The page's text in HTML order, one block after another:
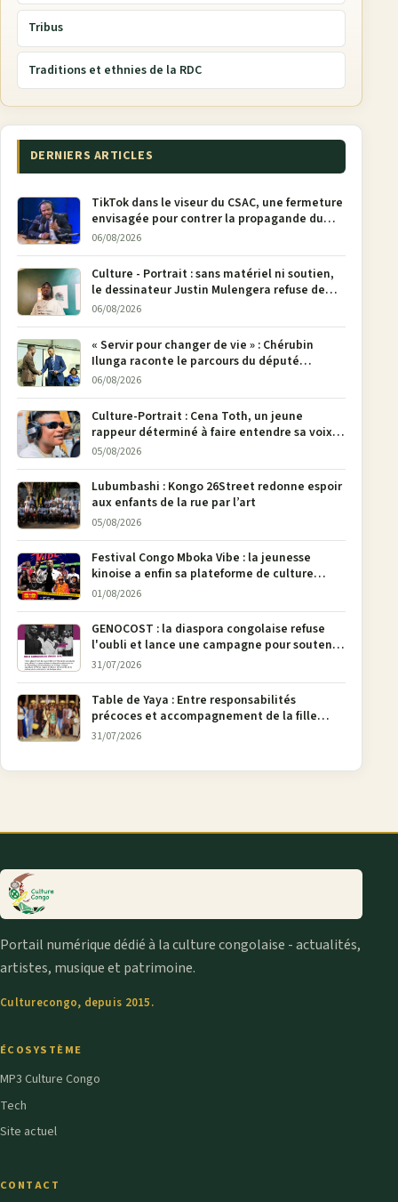
Tribus
Traditions et ethnies de la RDC
DERNIERS ARTICLES
TikTok dans le viseur du CSAC, une fermeture
envisagée pour contrer la propagande du
M23
06/08/2026
Culture - Portrait : sans matériel ni soutien,
le dessinateur Justin Mulengera refuse de
poser son crayon
06/08/2026
« Servir pour changer de vie » : Chérubin
Ilunga raconte le parcours du député
national Jethro Muyombi Tshimbu en 137
06/08/2026
Culture-Portrait : Cena Toth, un jeune
rappeur déterminé à faire entendre sa voix à
Bunia
05/08/2026
Lubumbashi : Kongo 26Street redonne espoir
aux enfants de la rue par l’art
05/08/2026
Festival Congo Mboka Vibe : la jeunesse
kinoise a enfin sa plateforme de culture
urbaine
01/08/2026
GENOCOST : la diaspora congolaise refuse
l'oubli et lance une campagne pour soutenir
la pétition FONAREV depuis Bruxelles
31/07/2026
Table de Yaya : Entre responsabilités
précoces et accompagnement de la fille
aînée, la diaspora en débat
31/07/2026
Portail numérique dédié à la culture congolaise - actualités,
artistes, musique et patrimoine.
Culturecongo, depuis 2015.
ÉCOSYSTÈME
MP3 Culture Congo
Tech
Site actuel
CONTACT